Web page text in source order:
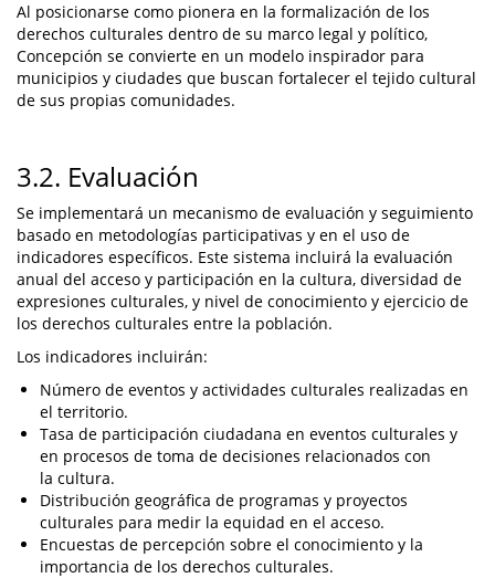
Al posicionarse como pionera en la formalización de los
derechos culturales dentro de su marco legal y político,
Concepción se convierte en un modelo inspirador para
municipios y ciudades que buscan fortalecer el tejido cultural
de sus propias comunidades.
3.2. Evaluación
Se implementará un mecanismo de evaluación y seguimiento
basado en metodologías participativas y en el uso de
indicadores específicos. Este sistema incluirá la evaluación
anual del acceso y participación en la cultura, diversidad de
expresiones culturales, y nivel de conocimiento y ejercicio de
los derechos culturales entre la población.
Los indicadores incluirán:
Número de eventos y actividades culturales realizadas en
el territorio.
Tasa de participación ciudadana en eventos culturales y
en procesos de toma de decisiones relacionados con
la cultura.
Distribución geográfica de programas y proyectos
culturales para medir la equidad en el acceso.
Encuestas de percepción sobre el conocimiento y la
importancia de los derechos culturales.